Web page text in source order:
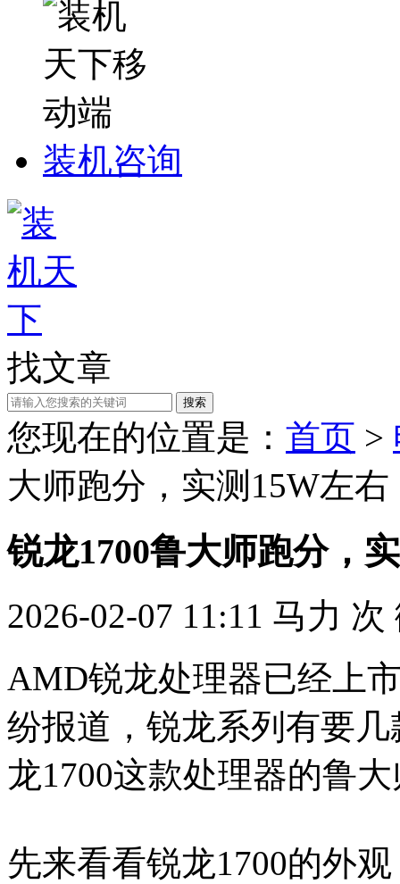
装机咨询
找文章
搜索
您现在的位置是： 首页 >
大师跑分，实测15W左右
锐龙1700鲁大师跑分，
2026-02-07 11:11 马力 次
AMD锐龙处理器已经上
纷报道，锐龙系列有要
龙1700这款处理器的鲁
先来看看锐龙1700的外观